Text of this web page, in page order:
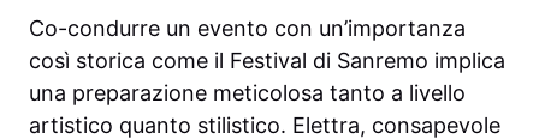
Co-condurre un evento con un’importanza
così storica come il Festival di Sanremo implica
una preparazione meticolosa tanto a livello
artistico quanto stilistico. Elettra, consapevole